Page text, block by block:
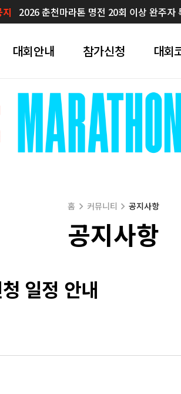
지 2026 춘천마라톤 명전 20회 이상 완주자
대회안내 참가신청 대회
홈 커뮤니티 공지사항
공지사항
일정 안내